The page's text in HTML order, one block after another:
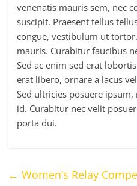
venenatis mauris sem, nec
suscipit. Praesent tellus
congue, vestibulum ut
mauris. Curabitur faucibus
Sed ac enim sed erat
erat libero, ornare a lacus
Sed ultricies posuere
id. Curabitur nec velit
porta dui.
← Women’s Relay